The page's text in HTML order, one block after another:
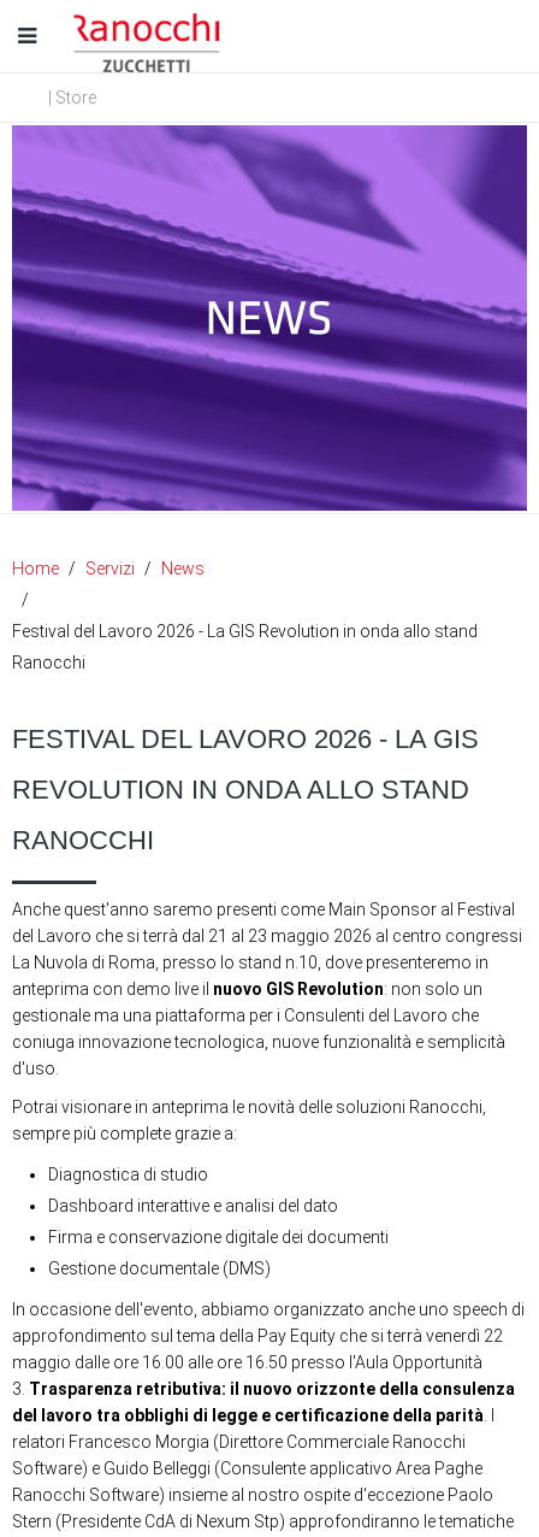
| Store
Home Servizi News
Festival del Lavoro 2026 - La GIS Revolution in onda allo stand
Ranocchi
FESTIVAL DEL LAVORO 2026 - LA GIS
REVOLUTION IN ONDA ALLO STAND
RANOCCHI
Anche quest'anno saremo presenti come Main Sponsor al Festival
del Lavoro che si terrà dal 21 al 23 maggio 2026 al centro congressi
La Nuvola di Roma, presso lo stand n.10, dove presenteremo in
anteprima con demo live il nuovo GIS Revolution: non solo un
gestionale ma una piattaforma per i Consulenti del Lavoro che
coniuga innovazione tecnologica, nuove funzionalità e semplicità
d'uso.
Potrai visionare in anteprima le novità delle soluzioni Ranocchi,
sempre più complete grazie a:
Diagnostica di studio
Dashboard interattive e analisi del dato
Firma e conservazione digitale dei documenti
Gestione documentale (DMS)
In occasione dell'evento, abbiamo organizzato anche uno speech di
approfondimento sul tema della Pay Equity che si terrà venerdì 22
maggio dalle ore 16.00 alle ore 16.50 presso l'Aula Opportunità
3. Trasparenza retributiva: il nuovo orizzonte della consulenza
del lavoro tra obblighi di legge e certificazione della parità
relatori Francesco Morgia (Direttore Commerciale Ranocchi
Software) e Guido Belleggi (Consulente applicativo Area Paghe
Ranocchi Software) insieme al nostro ospite d'eccezione Paolo
Stern (Presidente CdA di Nexum Stp) approfondiranno le tematiche